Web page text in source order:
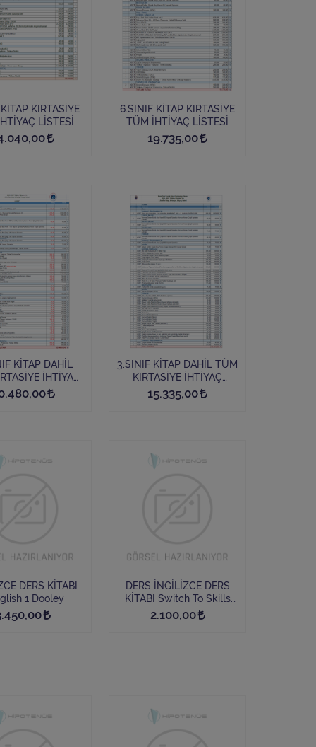
KIRTASİYE
TÜM İHTİYAÇ LİSTESİ
6.SINIF KİTAP KIRTASİYE
TÜM İHTİYAÇ LİSTESİ
19.735,00
KİTAP DAHİL
İHTİYAÇ
LİSTESİ
3.SINIF KİTAP DAHİL TÜM
KIRTASİYE İHTİYAÇ
LİSTESİ
15.335,00
DERS KİTABI
1 Dooley
DERS İNGİLİZCE DERS
KİTABI Switch To Skills
Level A UNIVERSAL ELT
2.100,00